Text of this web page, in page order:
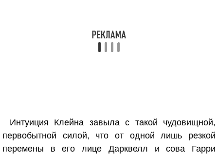
Интуиция Клейна завыла с такой чудовищной,
первобытной силой, что от одной лишь резкой
перемены в его лице Дарквелл и сова Гарри